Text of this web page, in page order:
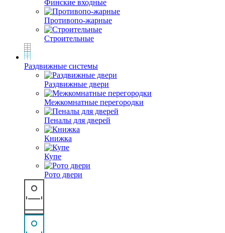
Финские входные
Противопо-жарные
Строительные
Раздвижные системы
Раздвижные двери
Межкомнатные перегородки
Пеналы для дверей
Книжка
Купе
Рото двери